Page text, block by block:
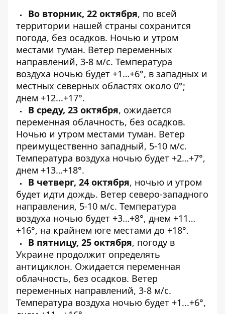
Во вторник, 22 октября, по всей
территории нашей страны сохранится
погода, без осадков. Ночью и утром
местами туман. Ветер переменных
направлений, 3-8 м/с. Температура
воздуха ночью будет +1…+6°, в западных и
местных северных областях около 0°;
днем +12...+17°.
В среду, 23 октября, ожидается
переменная облачность, без осадков.
Ночью и утром местами туман. Ветер
преимущественно западный, 5-10 м/с.
Температура воздуха ночью будет +2…+7°,
днем ​​+13…+18°.
В четверг, 24 октября, ночью и утром
будет идти дождь. Ветер северо-западного
направления, 5-10 м/с. Температура
воздуха ночью будет +3…+8°, днем ​​+11…
+16°, на крайнем юге местами до +18°.
В пятницу, 25 октября, погоду в
Украине продолжит определять
антициклон. Ожидается переменная
облачность, без осадков. Ветер
переменных направлений, 3-8 м/с.
Температура воздуха ночью будет +1...+6°,